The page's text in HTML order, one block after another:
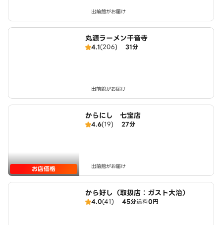
出前館がお届け
丸源ラーメン千音寺
4.1(206) 31分
出前館がお届け
お店価格
からにし 七宝店
4.6(19) 27分
出前館がお届け
から好し（取扱店：ガスト大治）
4.0(41) 45分送料0円